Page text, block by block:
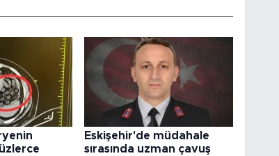
Eskişehir'de müdahale
sırasında uzman çavuş